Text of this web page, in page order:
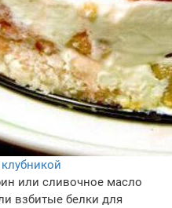
или сливочное масло
взбитые белки для